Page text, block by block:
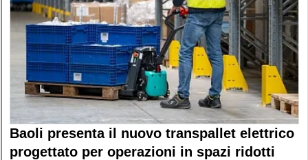
Baoli presenta il nuovo transpallet elettrico
progettato per operazioni in spazi ridotti